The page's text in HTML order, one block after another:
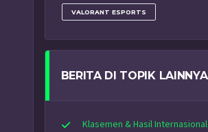
VALORANT ESPORTS
BERITA DI TOPIK LAINNYA
Klasemen & Hasil Internasional